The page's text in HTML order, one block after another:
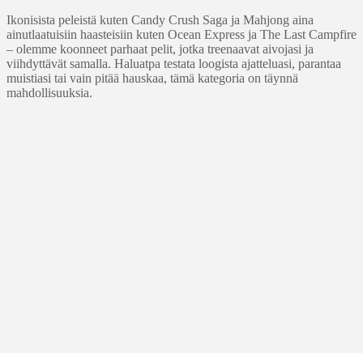
Ikonisista peleistä kuten Candy Crush Saga ja Mahjong aina
ainutlaatuisiin haasteisiin kuten Ocean Express ja The Last Campfire
– olemme koonneet parhaat pelit, jotka treenaavat aivojasi ja
viihdyttävät samalla. Haluatpa testata loogista ajatteluasi, parantaa
muistiasi tai vain pitää hauskaa, tämä kategoria on täynnä
mahdollisuuksia.